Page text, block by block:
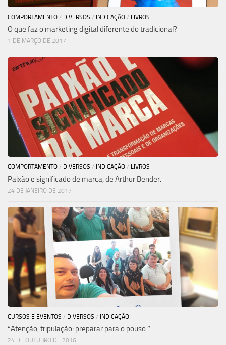
COMPORTAMENTO / DIVERSOS / INDICAÇÃO / LIVROS
O que faz o marketing digital diferente do tradicional?
1 DE MARÇO DE 2017
COMPORTAMENTO / DIVERSOS / INDICAÇÃO / LIVROS
Paixão e significado de marca, de Arthur Bender.
24 DE JANEIRO DE 2017
CURSOS E EVENTOS / DIVERSOS / INDICAÇÃO
“Atenção, tripulação: preparar para o pouso.”
24 DE OUTUBRO DE 2016